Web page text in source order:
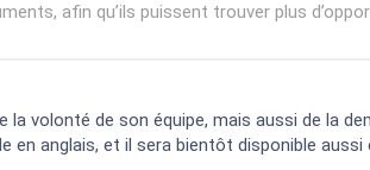
afin qu’ils puissent trouver plus
volonté de son équipe, mais aussi de la
en anglais, et il sera bientôt disponible aussi